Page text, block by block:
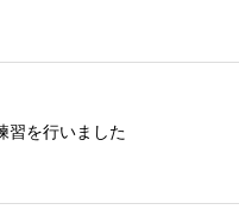
習を行いました